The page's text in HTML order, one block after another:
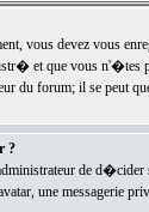
vous devez vous
et que vous n'�tes
du forum; il se
?
de
une messagerie